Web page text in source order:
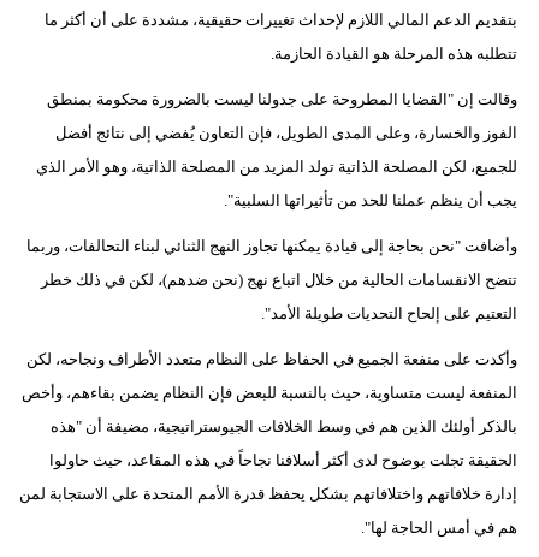
بتقديم الدعم المالي اللازم لإحداث تغييرات حقيقية، مشددة على أن أكثر ما
تتطلبه هذه المرحلة هو القيادة الحازمة.
وقالت إن "القضايا المطروحة على جدولنا ليست بالضرورة محكومة بمنطق
الفوز والخسارة، وعلى المدى الطويل، فإن التعاون يُفضي إلى نتائج أفضل
للجميع، لكن المصلحة الذاتية تولد المزيد من المصلحة الذاتية، وهو الأمر الذي
يجب أن ينظم عملنا للحد من تأثيراتها السلبية".
وأضافت "نحن بحاجة إلى قيادة يمكنها تجاوز النهج الثنائي لبناء التحالفات، وربما
تتضح الانقسامات الحالية من خلال اتباع نهج (نحن ضدهم)، لكن في ذلك خطر
التعتيم على إلحاح التحديات طويلة الأمد".
وأكدت على منفعة الجميع في الحفاظ على النظام متعدد الأطراف ونجاحه، لكن
المنفعة ليست متساوية، حيث بالنسبة للبعض فإن النظام يضمن بقاءهم، وأخص
بالذكر أولئك الذين هم في وسط الخلافات الجيوستراتيجية، مضيفة أن "هذه
الحقيقة تجلت بوضوح لدى أكثر أسلافنا نجاحاً في هذه المقاعد، حيث حاولوا
إدارة خلافاتهم واختلافاتهم بشكل يحفظ قدرة الأمم المتحدة على الاستجابة لمن
هم في أمس الحاجة لها".